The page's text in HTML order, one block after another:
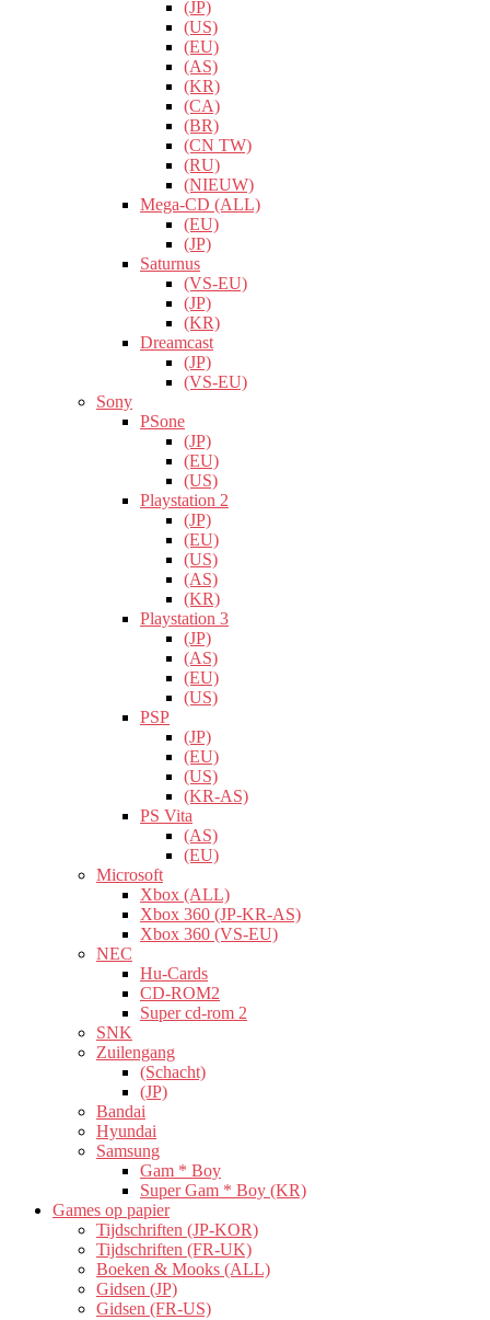
(JP)
(US)
(EU)
(AS)
(KR)
(CA)
(BR)
(CN TW)
(RU)
(NIEUW)
Mega-CD (ALL)
(EU)
(JP)
Saturnus
(VS-EU)
(JP)
(KR)
Dreamcast
(JP)
(VS-EU)
Sony
PSone
(JP)
(EU)
(US)
Playstation 2
(JP)
(EU)
(US)
(AS)
(KR)
Playstation 3
(JP)
(AS)
(EU)
(US)
PSP
(JP)
(EU)
(US)
(KR-AS)
PS Vita
(AS)
(EU)
Microsoft
Xbox (ALL)
Xbox 360 (JP-KR-AS)
Xbox 360 (VS-EU)
NEC
Hu-Cards
CD-ROM2
Super cd-rom 2
SNK
Zuilengang
(Schacht)
(JP)
Bandai
Hyundai
Samsung
Gam * Boy
Super Gam * Boy (KR)
Games op papier
Tijdschriften (JP-KOR)
Tijdschriften (FR-UK)
Boeken & Mooks (ALL)
Gidsen (JP)
Gidsen (FR-US)